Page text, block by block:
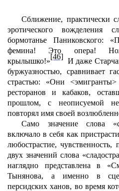
Сближение, практически
эротического вожделения
бормотанье Паниковского:
фемина! Это опера!
крылышко!»
[46]
И даже
буржуазностью, сравнивает
страстью: «Они <эмигранты>
ресторанов и кабаков,
прошлом, с неописуемой
повторял имя своей
Само значение слова
включало в себя как
любострастие, чувственность,
двух значений слова
наглядно представлена в
Тынянова, а именно в
персидских ханов, во время